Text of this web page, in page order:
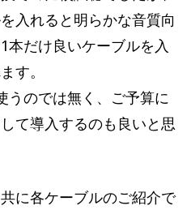
入れると明らかな音質向
本だけ良いケーブルを入
す。
うのでは無く、ご予算に
て導入するのも良いと思
に各ケーブルのご紹介で